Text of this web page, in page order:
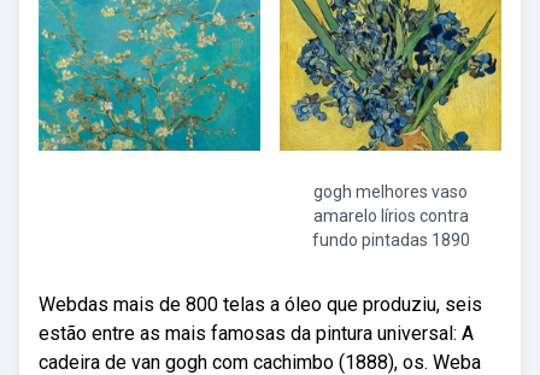
gogh melhores vaso
amarelo lírios contra
fundo pintadas 1890
Webdas mais de 800 telas a óleo que produziu, seis
estão entre as mais famosas da pintura universal: A
cadeira de van gogh com cachimbo (1888), os. Weba